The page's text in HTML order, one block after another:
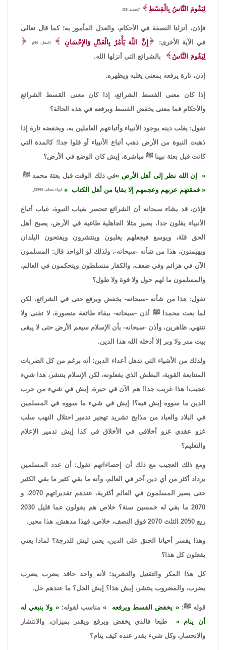
لِيَقُومَ النَّاسُ بِالْقِسْطِ [الحديد: 25].
فإذن، أنزلنا النصفة في الأحكام، والعدل المأمور به؛ كما قال تعالى
في الآية الأخرى:
إِنَّ اللّهَ يَأْمُرُ بِالْعَدْلِ وَالإِحْسَانِ [النحل: 90]
،
لِيَقُومَ النَّاسُ
بالشرائع التي أنزلها الله.
إذن، تارة يرفعه بمعنى يغلبه ويظهره.
إذا كان معنى القسط الشرائع، إذا كان معنى القسط الشرائع
والأحكام فما معنى يخفض القسط ويرفعه في هذه الحالة؟
نقول: يغلب دينه بوجود الأنبياء وأتباعهم العاملين به، ويخفضه تارة إذا
ذهبت النبوة من الأرض ذهب أتباع الأنبياء أو قلوا جدا؛ كالمدة التي
كانت قبل بعثة نبينا ﷺ مباشرة، إيش كان الوضع في الأرض؟
إن الله نظر إلى أهل الأرض
في ذلك الوقت قبل بعثة محمد ﷺ
فمقتهم عربهم وعجمهم إلا بقايا من أهل الكتاب
[رواه مسلم: 2865] .
فإذن، قد يشاء سبحانه أن الشرائع تنحصر بغياب النبوة، غياب أتباع
الأنبياء يقلون جدا، يصير مثلا الجاهلية طاغية في الأرض، يصبح أهل
الحق قلة، ويوسع فيجعلهم يغلبون وينتشرون ويفتحون البلدان
ويهيمنون، هذا من شأنه -سبحانه-، ولذلك لو الواحد قال: المسلمون
الآن في هزائم وفي ضعف، والكفار متسلطون ويتحكمون في العالم،
والمسلمون ما لهم حول ولا قوة ولا طول؟
نقول: هذا من شأنه -سبحانه- يخفض ويرفع حتى في الشرائع، لكن
لما بعث محمدا ﷺ أذن -سبحانه- ببقاء طائفة منصورة، لا تفنى ولا
تنتهي، ظاهرين، وأذن -سبحانه- بأن الإسلام سيعم الأرض حتى لا يبقى
بيت مدر ولا وبر إلا أدخله الله هذا الدين.
ولذلك من الأشياء التي تذهل أعداء الدين: أنه برغم من كل الضربات
المتتابعة القوية، البطش الذي يفعلونه، لكن الإسلام ينتشر، هذا شيء
عجيب! هذا غريب جدا! هم الآن في حيرة، إيش في شيء من حرب
الدين ما سووه إيش فيه؟! إيش في شيء ما سووه في المسلمين
في البلاد والعباد من مذابح تشريد تهجير تدمير احتلال النهب سلب
غزو عقدي غزو أخلاقي في الأخلاق في كذا إيش تدمير الإعلام
والتعليم؟
ومع ذلك العجيب مع ذلك أن إحصاءاتهم تقول: أن عدد المسلمين
يزداد أكثر من أي دين آخر في العالم، وأنه ما بقي كثير ما بقي الكثير
حتى يصير المسلمون في العالم أكثرية، عندهم تقديراتهم 2070، و
2070 ما بقي له خمسين سنة؟ خلاص هم يقولون عما قليل 2030
ربع 2050 الثلث 2070 فوق النصف، خلاص، فهذا مدهش، هذا محير.
وهذا يفسر أحيانا الحنق على الدين، يعني ليش للدرجة؟ لماذا يعني
يفعلون كل هذا؟
كل هذا المكر والتقتيل والتشريد؛ لأنه واحد حاقد يضرب يضرب
يضرب، والمضروب ينتشر، إيش هذا؟ إيش الحل؟ ما عندهم حل.
قوله ﷺ: يخفض القسط ويرفعه مناسب لقوله:
ولا ينبغي له
أن ينام
طبعا فالذي يخفض ويرفع ويقدر بميزان، والانتشار
والانحسار، وكل شيء بقدر عنده كيف ينام؟